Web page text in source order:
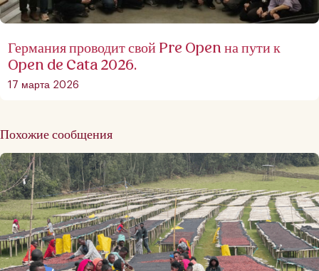
Германия проводит свой Pre Open на пути к
Open de Cata 2026.
17 марта 2026
Похожие сообщения